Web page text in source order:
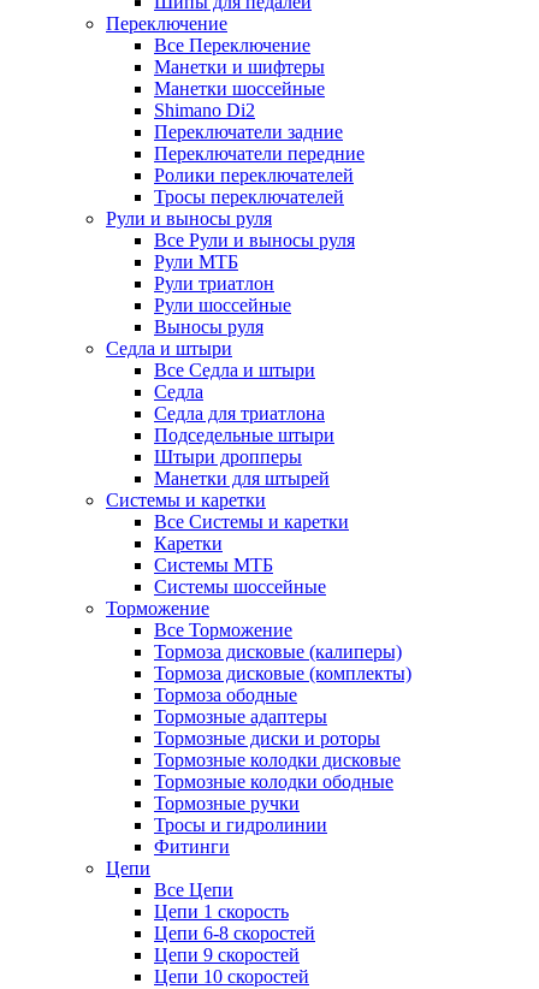
Переключение
Все Переключение
Манетки и шифтеры
Манетки шоссейные
Shimano Di2
Переключатели задние
Переключатели передние
Ролики переключателей
Тросы переключателей
Рули и выносы руля
Все Рули и выносы руля
Рули МТБ
Рули триатлон
Рули шоссейные
Выносы руля
Седла и штыри
Все Седла и штыри
Седла
Седла для триатлона
Подседельные штыри
Штыри дропперы
Манетки для штырей
Системы и каретки
Все Системы и каретки
Каретки
Системы МТБ
Системы шоссейные
Торможение
Все Торможение
Тормоза дисковые (калиперы)
Тормоза дисковые (комплекты)
Тормоза ободные
Тормозные адаптеры
Тормозные диски и роторы
Тормозные колодки дисковые
Тормозные колодки ободные
Тормозные ручки
Тросы и гидролинии
Фитинги
Цепи
Все Цепи
Цепи 1 скорость
Цепи 6-8 скоростей
Цепи 9 скоростей
Цепи 10 скоростей